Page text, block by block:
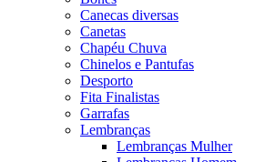
Canecas diversas
Canetas
Chapéu Chuva
Chinelos e Pantufas
Desporto
Fita Finalistas
Garrafas
Lembranças
Lembranças Mulher